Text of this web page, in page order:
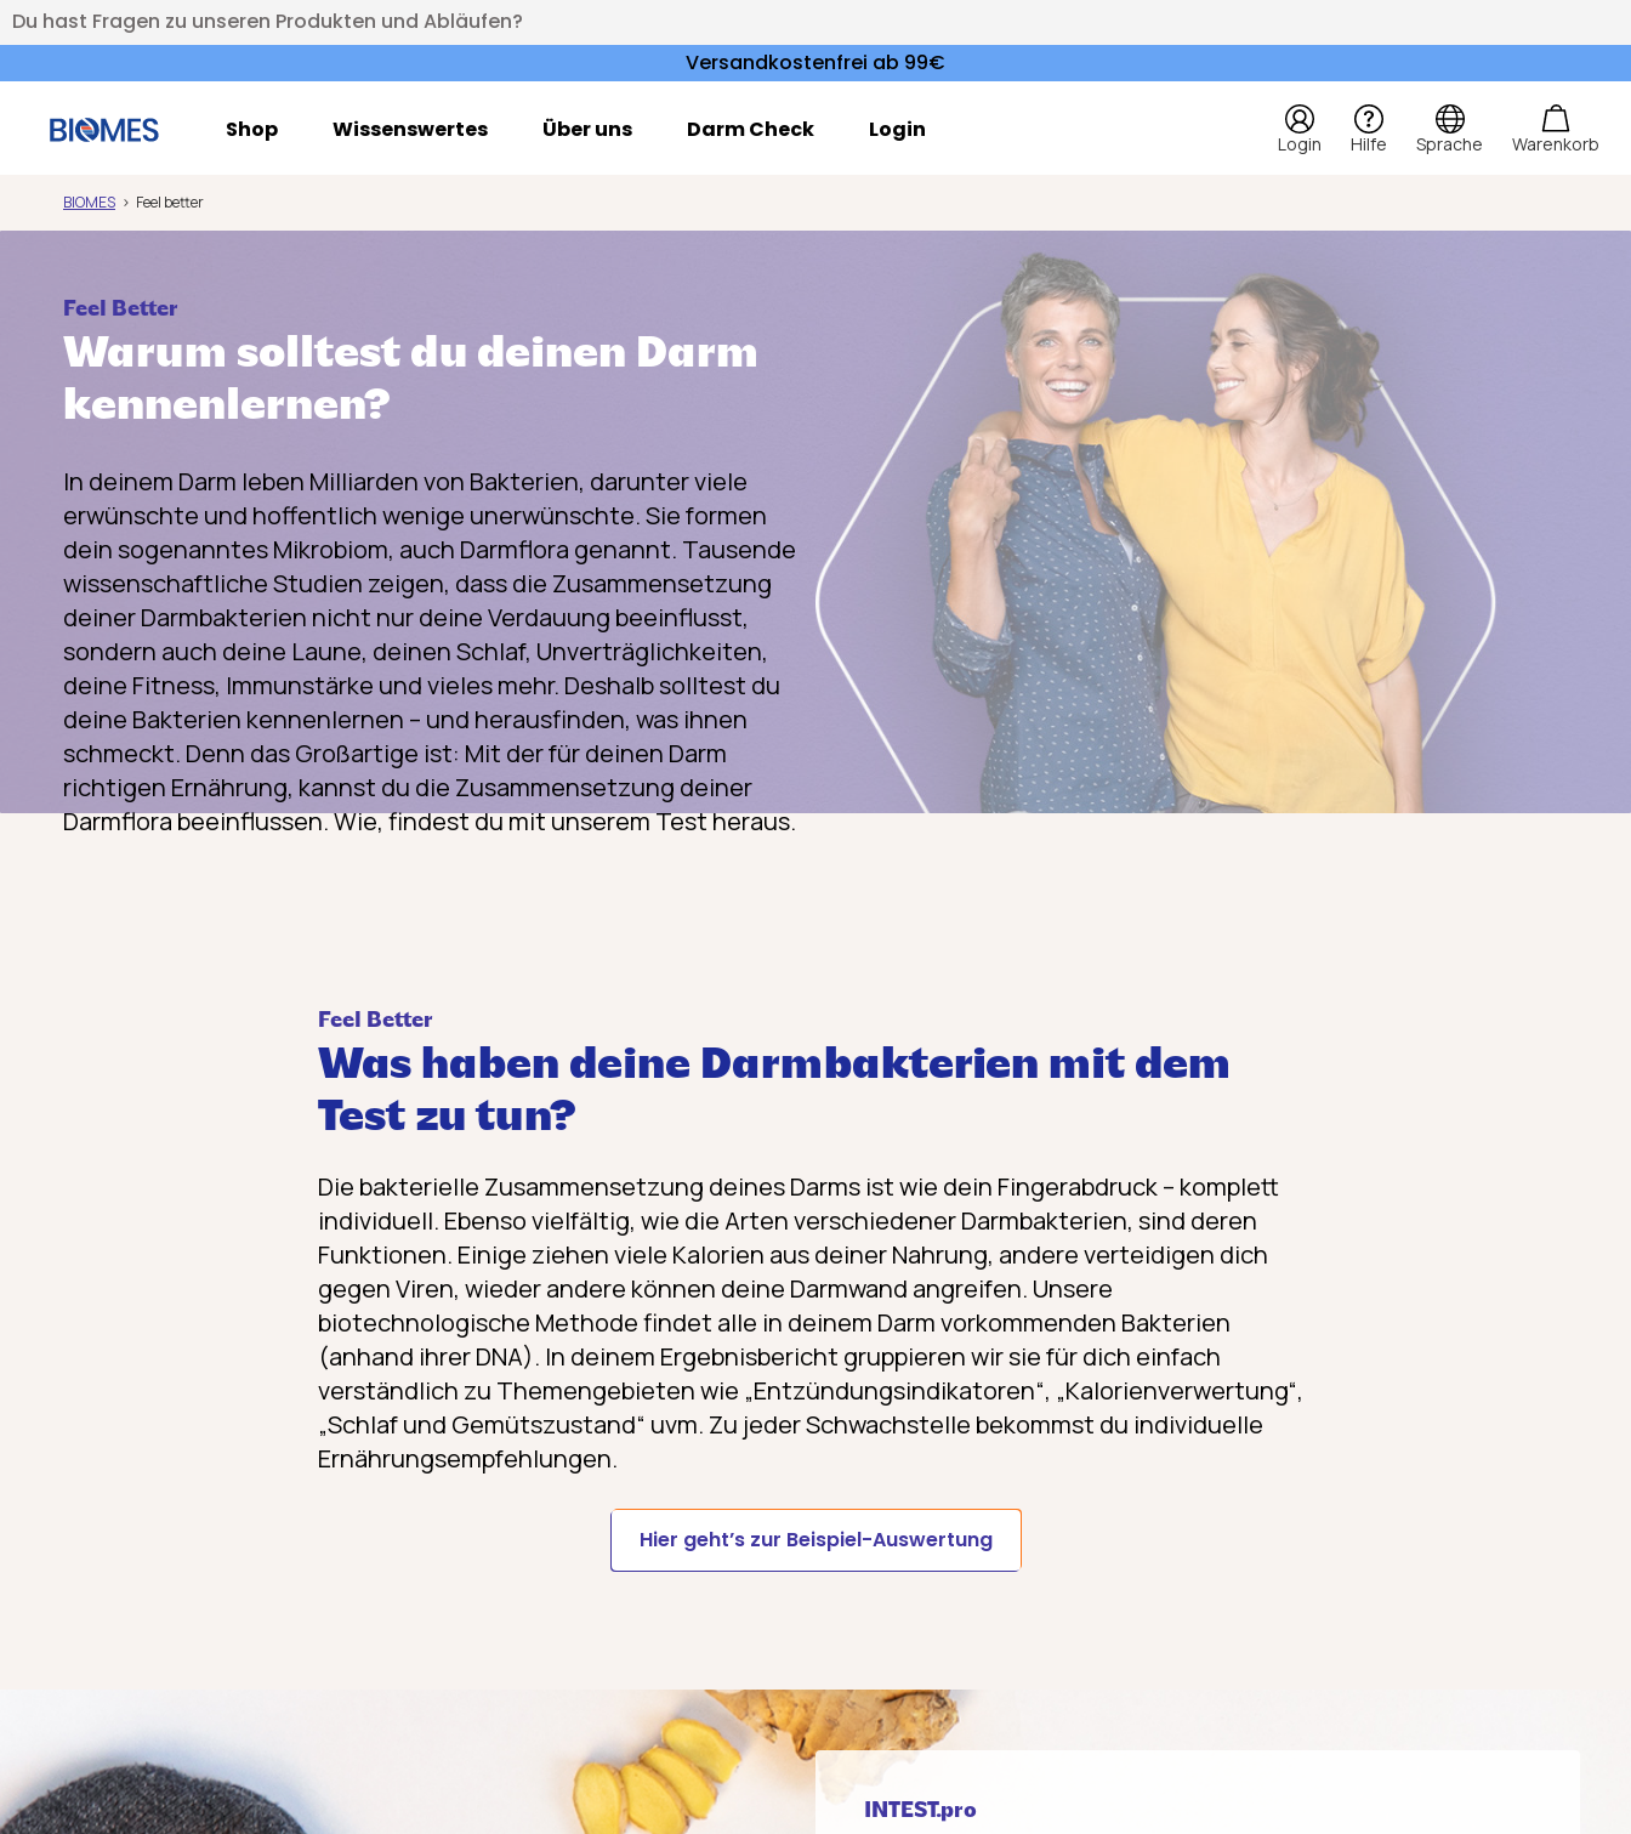
Du hast Fragen zu unseren Produkten und Abläufen?
Versandkostenfrei ab 99€
Shop Wissenswertes Über uns Darm Check Login
Login Hilfe Sprache Warenkorb
BIOMES Feel better
Feel Better
Warum solltest du deinen Darm
kennenlernen?
In deinem Darm leben Milliarden von Bakterien, darunter viele
erwünschte und hoffentlich wenige unerwünschte. Sie formen
dein sogenanntes Mikrobiom, auch Darmflora genannt. Tausende
wissenschaftliche Studien zeigen, dass die Zusammensetzung
deiner Darmbakterien nicht nur deine Verdauung beeinflusst,
sondern auch deine Laune, deinen Schlaf, Unverträglichkeiten,
deine Fitness, Immunstärke und vieles mehr. Deshalb solltest du
deine Bakterien kennenlernen – und herausfinden, was ihnen
schmeckt. Denn das Großartige ist: Mit der für deinen Darm
richtigen Ernährung, kannst du die Zusammensetzung deiner
Darmflora beeinflussen. Wie, findest du mit unserem Test heraus.
Feel Better
Was haben deine Darmbakterien mit dem
Test zu tun?
Die bakterielle Zusammensetzung deines Darms ist wie dein Fingerabdruck – komplett
individuell. Ebenso vielfältig, wie die Arten verschiedener Darmbakterien, sind deren
Funktionen. Einige ziehen viele Kalorien aus deiner Nahrung, andere verteidigen dich
gegen Viren, wieder andere können deine Darmwand angreifen. Unsere
biotechnologische Methode findet alle in deinem Darm vorkommenden Bakterien
(anhand ihrer DNA). In deinem Ergebnisbericht gruppieren wir sie für dich einfach
verständlich zu Themengebieten wie „Entzündungsindikatoren“, „Kalorienverwertung“,
„Schlaf und Gemütszustand“ uvm. Zu jeder Schwachstelle bekommst du individuelle
Ernährungs­empfehlungen.
Hier geht’s zur Beispiel-Auswertung
INTEST.pro